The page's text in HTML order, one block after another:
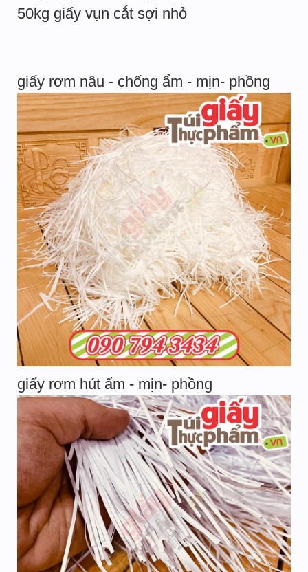
50kg giấy vụn cắt sợi nhỏ
giấy rơm nâu - chống ẩm - mịn- phồng
giấy rơm hút ẩm - mịn- phồng